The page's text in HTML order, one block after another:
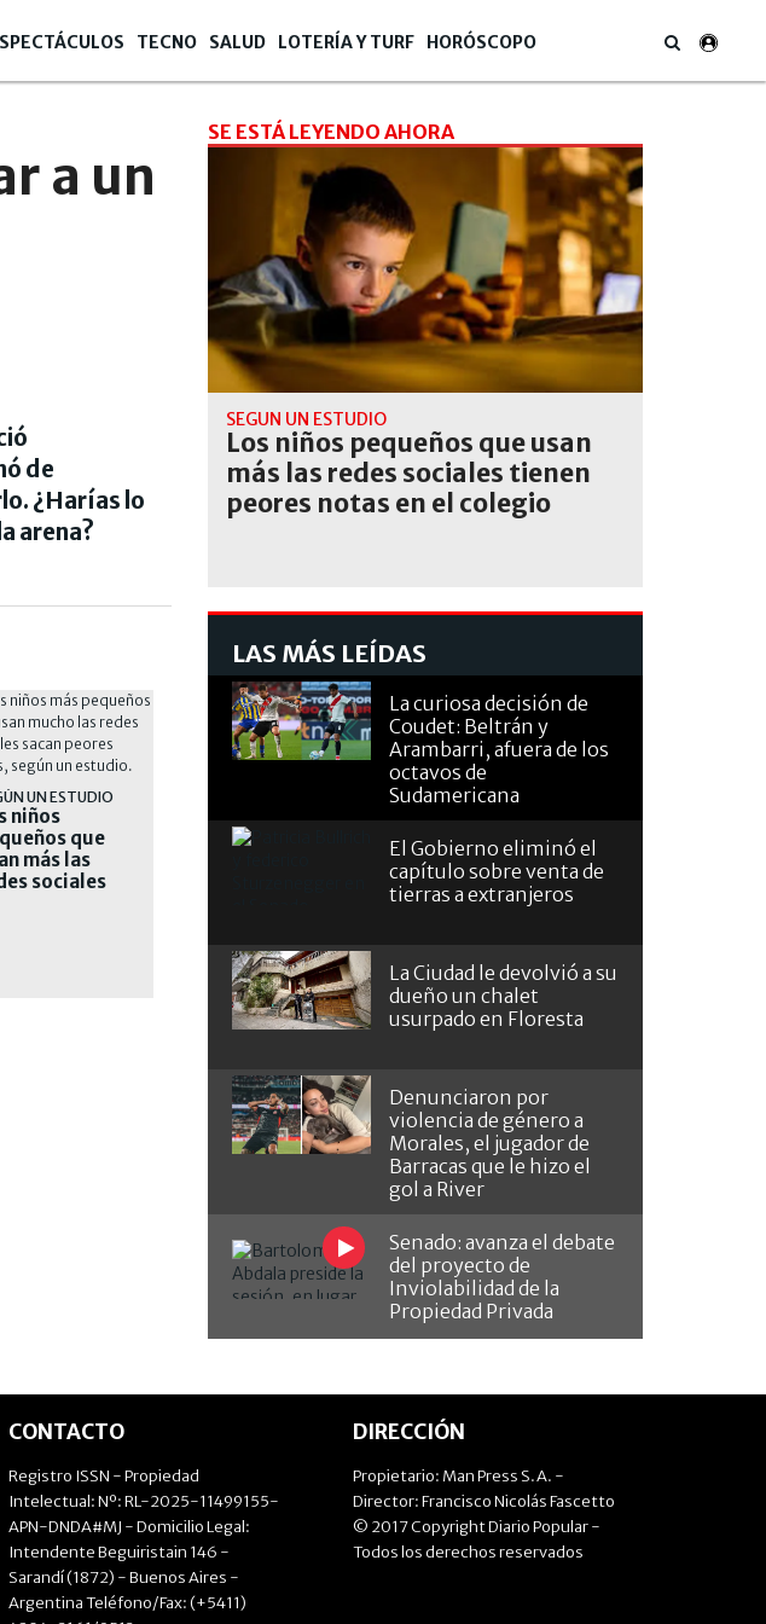
TECNO SALUD LOTERÍA Y TURF HORÓSCOPO
a un
de
¿Harías lo
arena?
UN ESTUDIO
niños
que
más las
sociales
SE ESTÁ LEYENDO AHORA
SEGÚN UN ESTUDIO
Los niños pequeños que usan
más las redes sociales tienen
peores notas en el colegio
LAS MÁS LEÍDAS
La curiosa decisión de
Coudet: Beltrán y
Arambarri, afuera de los
octavos de
Sudamericana
El Gobierno eliminó el
capítulo sobre venta de
tierras a extranjeros
La Ciudad le devolvió a su
dueño un chalet
usurpado en Floresta
Denunciaron por
violencia de género a
Morales, el jugador de
Barracas que le hizo el
gol a River
Senado: avanza el debate
del proyecto de
Inviolabilidad de la
Propiedad Privada
CONTACTO
Registro ISSN - Propiedad
Intelectual: Nº: RL-2025-11499155-
APN-DNDA#MJ - Domicilio Legal:
Intendente Beguiristain 146 -
Sarandí (1872) - Buenos Aires -
Argentina Teléfono/Fax: (+5411)
DIRECCIÓN
Propietario: Man Press S.A. -
Director: Francisco Nicolás Fascetto
© 2017 Copyright Diario Popular -
Todos los derechos reservados